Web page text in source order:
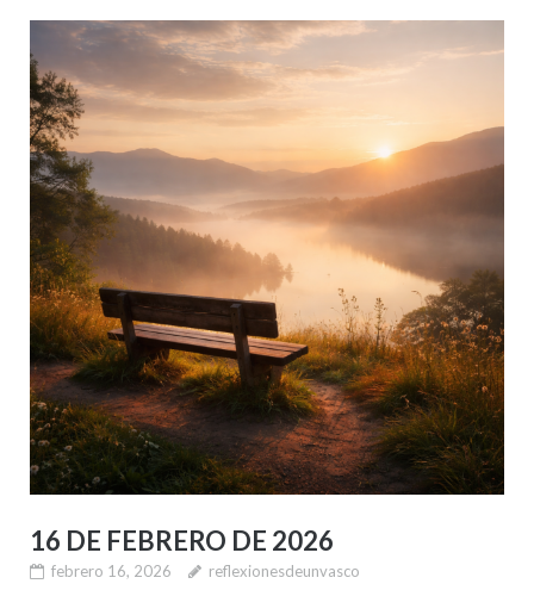
16 DE FEBRERO DE 2026
febrero 16, 2026
reflexionesdeunvasco